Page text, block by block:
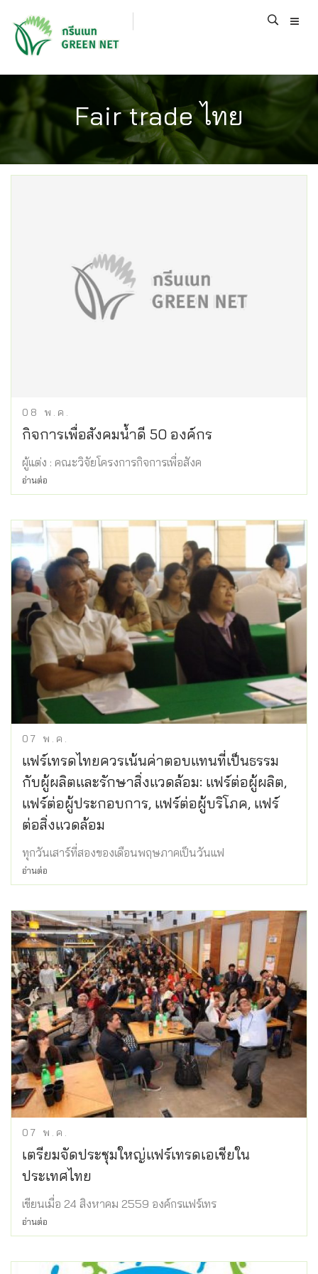
Fair trade ไทย
08 พ.ค.
กิจการเพื่อสังคมน้ำดี 50 องค์กร
ผู้แต่ง : คณะวิจัยโครงการกิจการเพื่อสังค
อ่านต่อ
07 พ.ค.
แฟร์เทรดไทยควรเน้นค่าตอบแทนที่เป็นธรรม
กับผู้ผลิตและรักษาสิ่งแวดล้อม: แฟร์ต่อผู้ผลิต,
แฟร์ต่อผู้ประกอบการ, แฟร์ต่อผู้บริโภค, แฟร์
ต่อสิ่งแวดล้อม
ทุกวันเสาร์ที่สองของเดือนพฤษภาคเป็นวันแฟ
อ่านต่อ
07 พ.ค.
เตรียมจัดประชุมใหญ่แฟร์เทรดเอเชียใน
ประเทศไทย
เขียนเมื่อ 24 สิงหาคม 2559 องค์กรแฟร์เทร
อ่านต่อ